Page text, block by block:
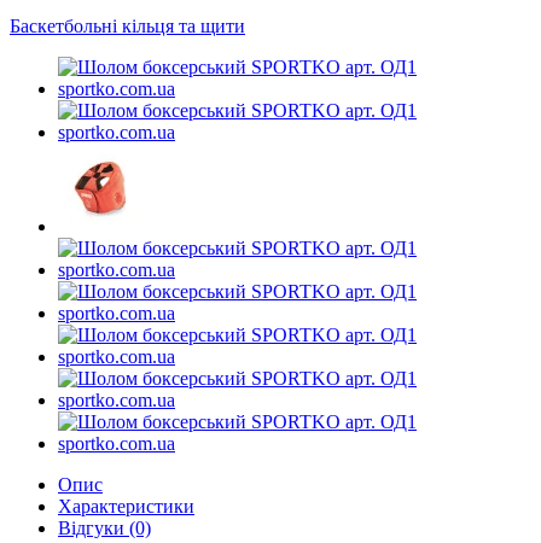
Баскетбольні кільця та щити
Опис
Характеристики
Відгуки (0)